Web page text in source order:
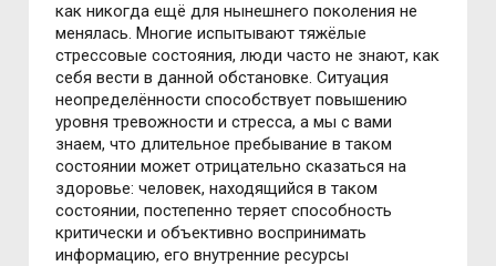
как никогда ещё для нынешнего поколения не
менялась. Многие испытывают тяжёлые
стрессовые состояния, люди часто не знают, как
себя вести в данной обстановке. Ситуация
неопределённости способствует повышению
уровня тревожности и стресса, а мы с вами
знаем, что длительное пребывание в таком
состоянии может отрицательно сказаться на
здоровье: человек, находящийся в таком
состоянии, постепенно теряет способность
критически и объективно воспринимать
информацию, его внутренние ресурсы